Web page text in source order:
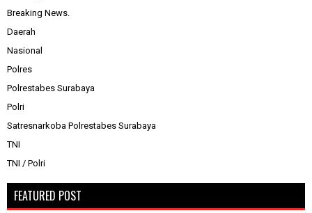
Breaking News.
Daerah
Nasional
Polres
Polrestabes Surabaya
Polri
Satresnarkoba Polrestabes Surabaya
TNI
TNI / Polri
FEATURED POST